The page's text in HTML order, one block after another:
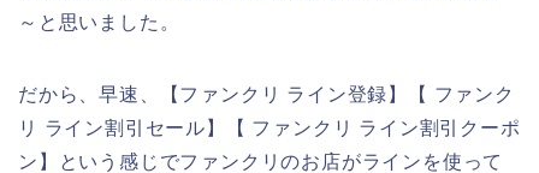
～と思いました。
だから、早速、【ファンクリ ライン登録】【 ファンク
リ ライン割引セール】【 ファンクリ ライン割引クーポ
ン】という感じでファンクリのお店がラインを使って